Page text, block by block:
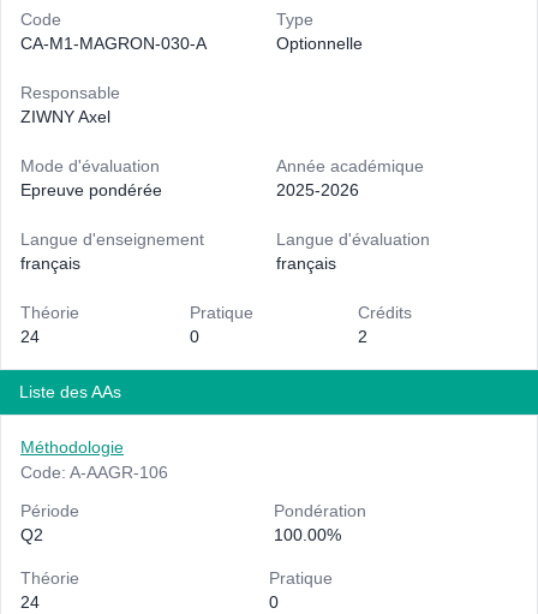
Code
CA-M1-MAGRON-030-A
Type
Optionnelle
Responsable
ZIWNY Axel
Mode d'évaluation
Epreuve pondérée
Année académique
2025-2026
Langue d'enseignement
français
Langue d'évaluation
français
Théorie
24
Pratique
0
Crédits
2
Liste des AAs
Méthodologie
Code: A-AAGR-106
Période
Q2
Pondération
100.00%
Théorie
24
Pratique
0